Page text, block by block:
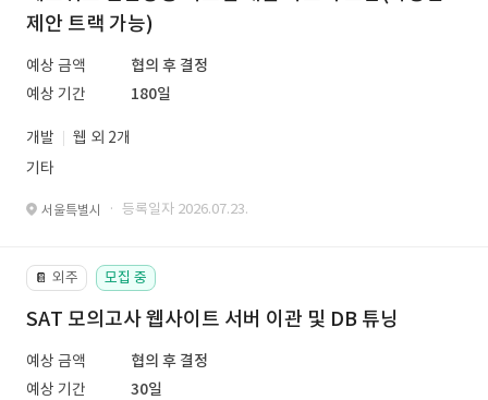
제안 트랙 가능)
예상 금액
협의 후 결정
예상 기간
180일
개발
웹 외 2개
기타
서울특별시 · 등록일자 2026.07.23.
📔 외주 모집 중
SAT 모의고사 웹사이트 서버 이관 및 DB 튜닝
예상 금액
협의 후 결정
예상 기간
30일